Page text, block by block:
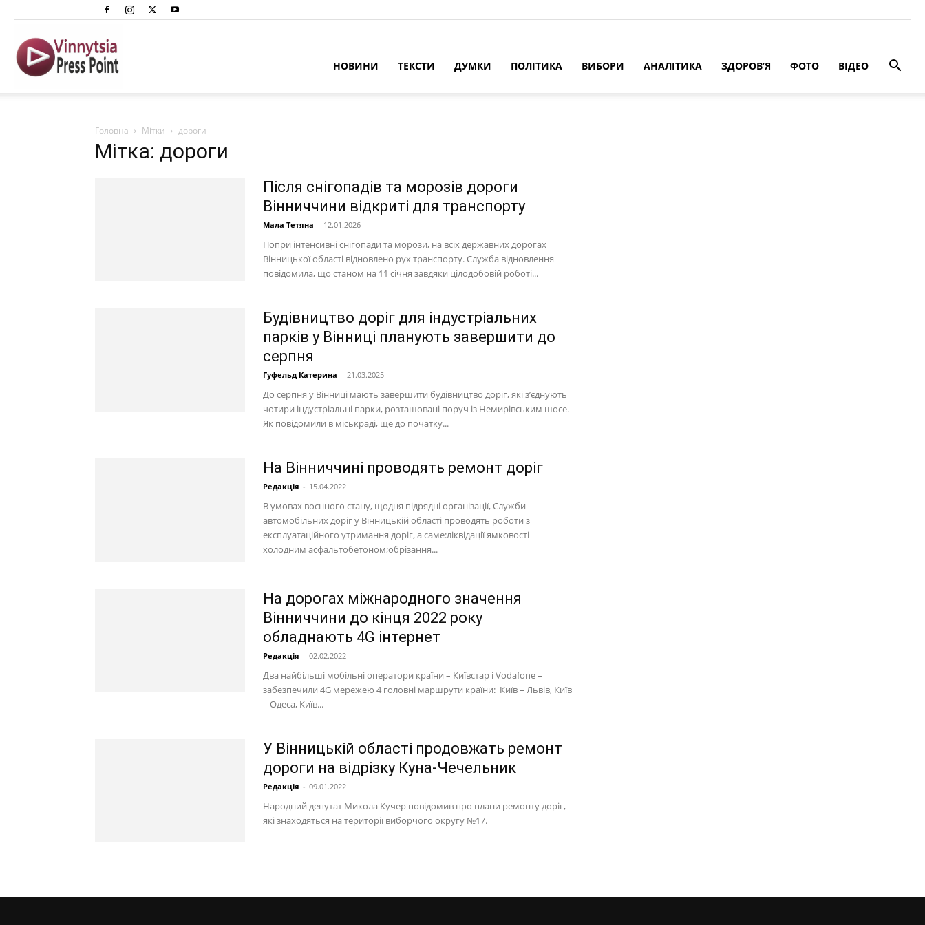
Преспоінт
НОВИНИ ТЕКСТИ ДУМКИ ПОЛІТИКА ВИБОРИ АНАЛІТИКА ЗДОРОВ’Я ФОТО ВІДЕО
Головна Мітки дороги
Мітка: дороги
Після снігопадів та морозів дороги
Вінниччини відкриті для транспорту
Мала Тетяна - 12.01.2026
Попри інтенсивні снігопади та морози, на всіх державних дорогах
Вінницької області відновлено рух транспорту. Служба відновлення
повідомила, що станом на 11 січня завдяки цілодобовій роботі...
Будівництво доріг для індустріальних
парків у Вінниці планують завершити до
серпня
Гуфельд Катерина - 21.03.2025
До серпня у Вінниці мають завершити будівництво доріг, які з’єднують
чотири індустріальні парки, розташовані поруч із Немирівським шосе.
Як повідомили в міськраді, ще до початку...
На Вінниччині проводять ремонт доріг
Редакція - 15.04.2022
В умовах воєнного стану, щодня підрядні організації, Служби
автомобільних доріг у Вінницькій області проводять роботи з
експлуатаційного утримання доріг, а саме:ліквідації ямковості
холодним асфальтобетоном;обрізання...
На дорогах міжнародного значення
Вінниччини до кінця 2022 року
обладнають 4G інтернет
Редакція - 02.02.2022
Два найбільші мобільні оператори країни – Київстар і Vodafone –
забезпечили 4G мережею 4 головні маршрути країни: Київ – Львів, Київ
– Одеса, Київ...
У Вінницькій області продовжать ремонт
дороги на відрізку Куна-Чечельник
Редакція - 09.01.2022
Народний депутат Микола Кучер повідомив про плани ремонту доріг,
які знаходяться на території виборчого округу №17.